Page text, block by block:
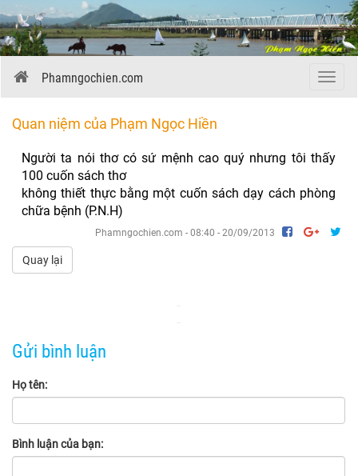
Menu
Phamngochien.com
Quan niệm của Phạm Ngọc Hiền
Người ta nói thơ có sứ mệnh cao quý nhưng tôi thấy
100 cuốn sách thơ
không thiết thực bằng một cuốn sách dạy cách phòng
chữa bệnh (P.N.H)
Phamngochien.com - 08:40 - 20/09/2013
Quay lại
Gửi bình luận
Họ tên:
Bình luận của bạn: